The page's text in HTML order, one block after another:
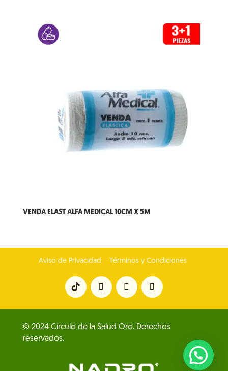
VENDA ELAST ALFA MEDICAL 10CM X 5M
Aviso de Privacidad Términos y Condiciones
© 2024 Círculo de la Salud Oro. Derechos
reservados.